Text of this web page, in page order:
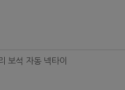
보석 자동 넥타이